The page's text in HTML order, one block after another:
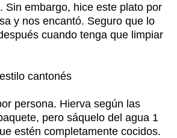
Sin embargo, hice este plato por
y nos encantó. Seguro que lo
cuando tenga que limpiar
cantonés
persona. Hierva según las
pero sáquelo del agua 1
estén completamente cocidos.